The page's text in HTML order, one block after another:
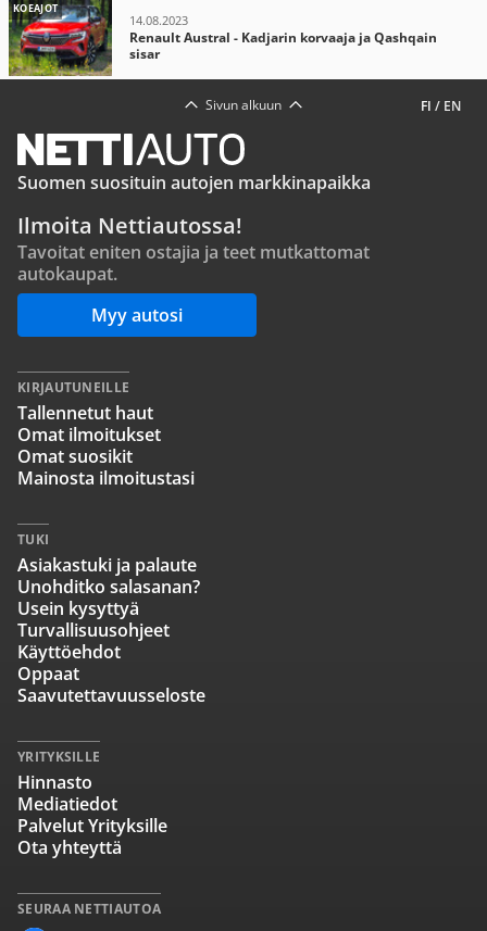
KOEAJOT
14.08.2023
Renault Austral - Kadjarin korvaaja ja Qashqain
sisar
FI / EN
Sivun alkuun
Suomen suosituin autojen markkinapaikka
Ilmoita Nettiautossa!
Tavoitat eniten ostajia ja teet mutkattomat
autokaupat.
Myy autosi
SEURAA NETTIAUTOA
KIRJAUTUNEILLE
Tallennetut haut
Omat ilmoitukset
Omat suosikit
Mainosta ilmoitustasi
TUKI
Asiakastuki ja palaute
Unohditko salasanan?
Usein kysyttyä
Turvallisuusohjeet
Käyttöehdot
Oppaat
Saavutettavuusseloste
YRITYKSILLE
Hinnasto
Mediatiedot
Palvelut Yrityksille
Ota yhteyttä